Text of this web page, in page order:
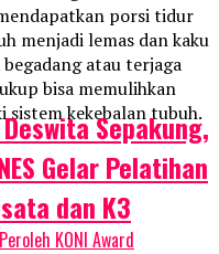
porsi tidur
menjadi lemas dan kaku
atau terjaga
bisa memulihkan
sistem kekebalan tubuh.
KONI Award
Sepakung,
Gelar Pelatihan
dan K3